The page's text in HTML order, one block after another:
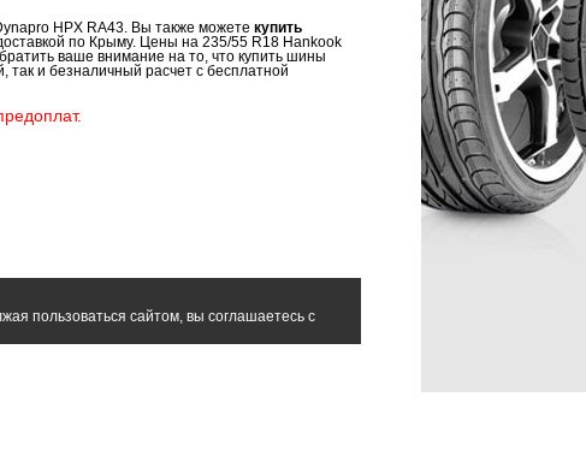
HPX RA43. Вы также можете купить
по Крыму. Цены на 235/55 R18 Hankook
ваше внимание на то, что купить шины
и безналичный расчет с бесплатной
пользоваться сайтом, вы соглашаетесь с